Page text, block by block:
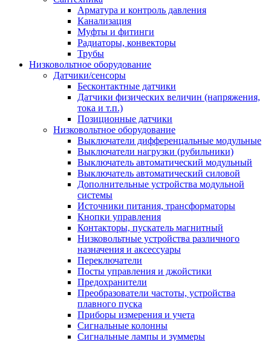
Арматура и контроль давления
Канализация
Муфты и фитинги
Радиаторы, конвекторы
Трубы
Низковольтное оборудование
Датчики/сенсоры
Бесконтактные датчики
Датчики физических величин (напряжения,
тока и т.п.)
Позиционные датчики
Низковольтное оборудование
Выключатели дифференцальные модульные
Выключатели нагрузки (рубильники)
Выключатель автоматический модульный
Выключатель автоматический силовой
Дополнительные устройства модульной
системы
Источники питания, трансформаторы
Кнопки управления
Контакторы, пускатель магнитный
Низковольтные устройства различного
назначения и аксессуары
Переключатели
Посты управления и джойстики
Предохранители
Преобразователи частоты, устройства
плавного пуска
Приборы измерения и учета
Сигнальные колонны
Сигнальные лампы и зуммеры